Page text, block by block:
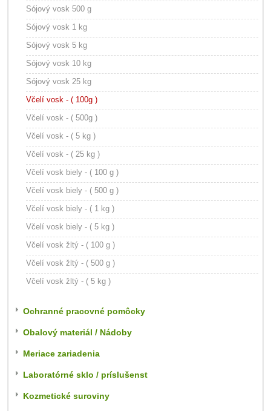
Sójový vosk 500 g
Sójový vosk 1 kg
Sójový vosk 5 kg
Sójový vosk 10 kg
Sójový vosk 25 kg
Včelí vosk - ( 100g )
Včelí vosk - ( 500g )
Včelí vosk - ( 5 kg )
Včelí vosk - ( 25 kg )
Včelí vosk biely - ( 100 g )
Včelí vosk biely - ( 500 g )
Včelí vosk biely - ( 1 kg )
Včelí vosk biely - ( 5 kg )
Včelí vosk žltý - ( 100 g )
Včelí vosk žltý - ( 500 g )
Včelí vosk žltý - ( 5 kg )
Ochranné pracovné pomôcky
Obalový materiál / Nádoby
Meriace zariadenia
Laboratórné sklo / príslušenst
Kozmetické suroviny